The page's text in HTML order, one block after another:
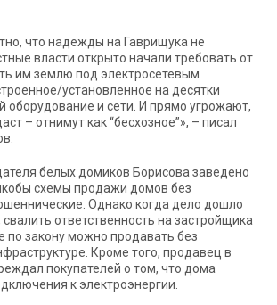
что надежды на Гаврищука не
власти открыто начали требовать от
им землю под электросетевым
установленное на десятки
оборудование и сети. И прямо угрожают,
– отнимут как “бесхозное”», – писал
белых домиков Борисова заведено
схемы продажи домов без
Однако когда дело дошло
ответственность на застройщика
по закону можно продавать без
Кроме того, продавец в
покупателей о том, что дома
к электроэнергии.